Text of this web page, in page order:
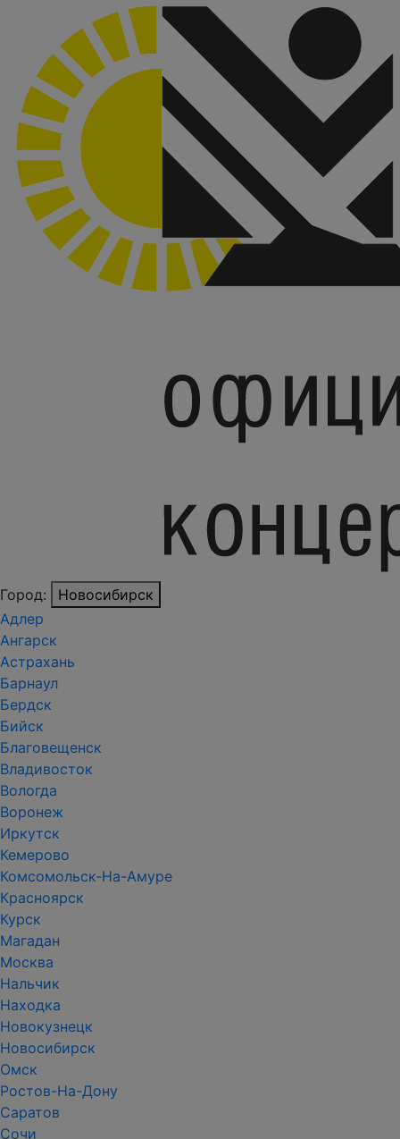
Город:
Новосибирск
Адлер
Ангарск
Астрахань
Барнаул
Бердск
Бийск
Благовещенск
Владивосток
Вологда
Воронеж
Иркутск
Кемерово
Комсомольск-На-Амуре
Красноярск
Курск
Магадан
Москва
Нальчик
Находка
Новокузнецк
Новосибирск
Омск
Ростов-На-Дону
Саратов
Сочи